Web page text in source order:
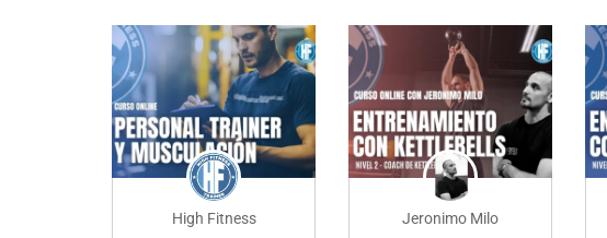
High Fitness Jeronimo Milo